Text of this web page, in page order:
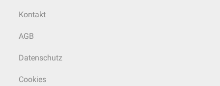
Kontakt
AGB
Datenschutz
Cookies